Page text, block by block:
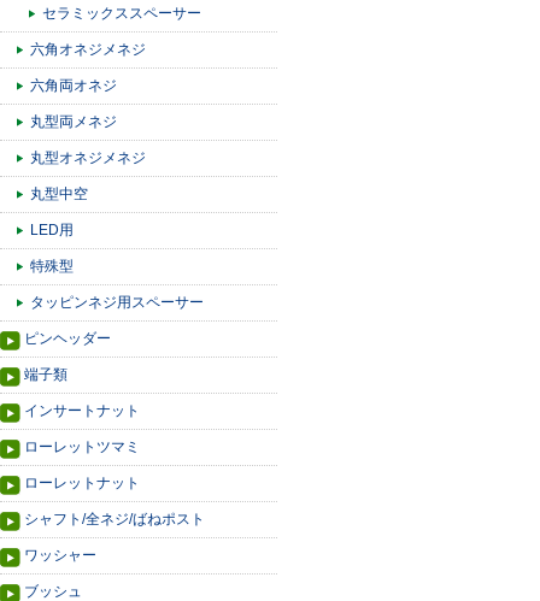
セラミックススペーサー
六角オネジメネジ
六角両オネジ
丸型両メネジ
丸型オネジメネジ
丸型中空
LED用
特殊型
タッピンネジ用スペーサー
ピンヘッダー
端子類
インサートナット
ローレットツマミ
ローレットナット
シャフト/全ネジ/ばねポスト
ワッシャー
ブッシュ